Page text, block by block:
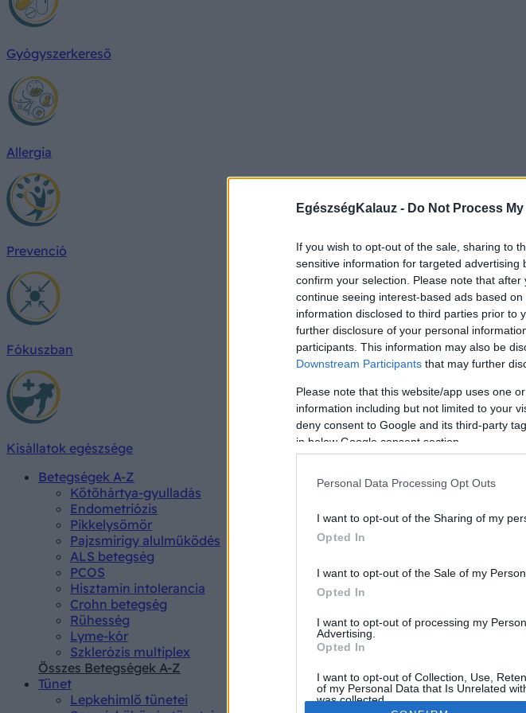
EgészségKalauz - Do Not Process
If you wish to opt-out of the sale, sharing to
sensitive information for targeted
confirm your selection. Please note that
continue seeing interest-based ads based
information disclosed to third parties prior to
further disclosure of your personal
participants. This information may also be
Downstream Participants that may further
Please note that this website/app uses one
information including but not limited to your
deny consent to Google and its third-party
in below Google consent section.
Personal Data Processing Opt Outs
I want to opt-out of the Sharing of my
Opted In
I want to opt-out of the Sale of my
Opted In
I want to opt-out of processing my
Advertising.
Opted In
I want to opt-out of Collection, Use,
of my Personal Data that Is Unrelated
was collected.
Gyógyszerkereső
Allergia
Prevenció
Fókuszban
Kisállatok egészsége
Betegségek A-Z
Kötőhártya-gyulladás
Endometriózis
Pikkelysömör
Pajzsmirigy alulműködés
ALS betegség
PCOS
Hisztamin intolerancia
Crohn betegség
Rühesség
Lyme-kór
Szklerózis multiplex
Összes Betegségek A-Z
Tünet
Lepkehimlő tünetei